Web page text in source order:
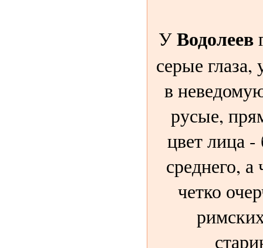
УВодолеев
серые
в
русые,
цвет лица
среднего,
четко